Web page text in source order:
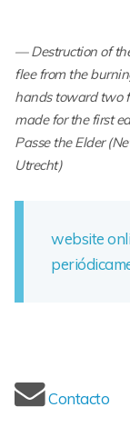
Destruction of
flee from the
hands toward two
made for the first
Passe the Elder
Utrecht)
website
Contacto